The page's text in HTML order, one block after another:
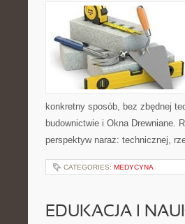
konkretny sposób, bez zbędnej
budownictwie i Okna Drewniane.
perspektyw naraz: technicznej,
CATEGORIES: MEDYCYNA
EDUKACJA I